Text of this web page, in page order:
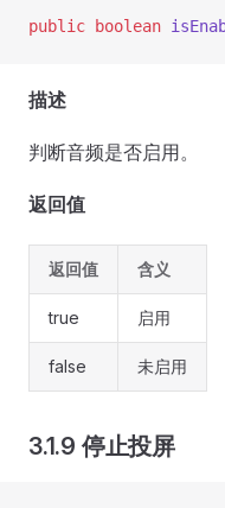
public boolean
描述
判断音频是否启用。
返回值
返回值 含义
true 启用
false 未启用
3.1.9 停止投屏